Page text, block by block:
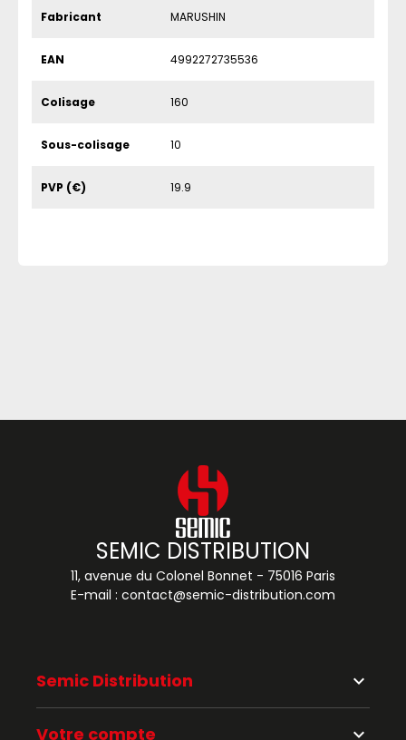
Fabricant MARUSHIN
EAN 4992272735536
Colisage 160
Sous-colisage 10
PVP (€) 19.9
Semic Distribution keyboard_arrow_down
Votre compte keyboard_arrow_down
SEMIC DISTRIBUTION
11, avenue du Colonel Bonnet - 75016 Paris
E-mail : contact@semic-distribution.com